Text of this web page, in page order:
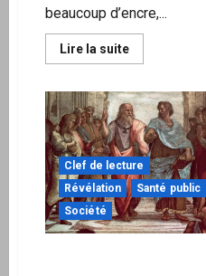
beaucoup d’encre,...
Lire la suiteEn
savoir
Niger
:
exemple
de
l’amoralité
en
géopolitique
Clef de lecture
Révélation
Santé public
Société